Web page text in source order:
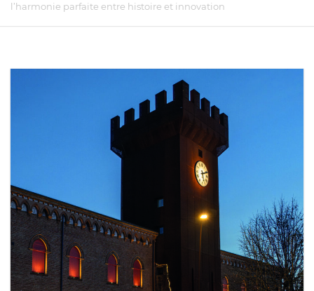
l’harmonie parfaite entre histoire et innovation